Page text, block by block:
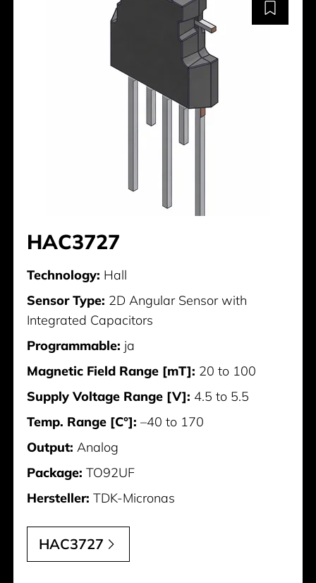
HAC3727
Technology: Hall
Sensor Type: 2D Angular Sensor with
Integrated Capacitors
Programmable: ja
Magnetic Field Range [mT]: 20 to 100
Supply Voltage Range [V]: 4.5 to 5.5
Temp. Range [C°]: –40 to 170
Output: Analog
Package: TO92UF
Hersteller: TDK-Micronas
HAC3727